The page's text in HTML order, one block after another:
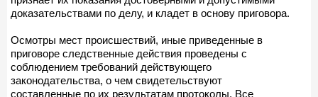
доказательствами по делу, и кладет в основу приговора.
Осмотры мест происшествий, иные приведенные в
приговоре следственные действия проведены с
соблюдением требований действующего
законодательства, о чем свидетельствуют
составленные по их результатам протоколы. Все